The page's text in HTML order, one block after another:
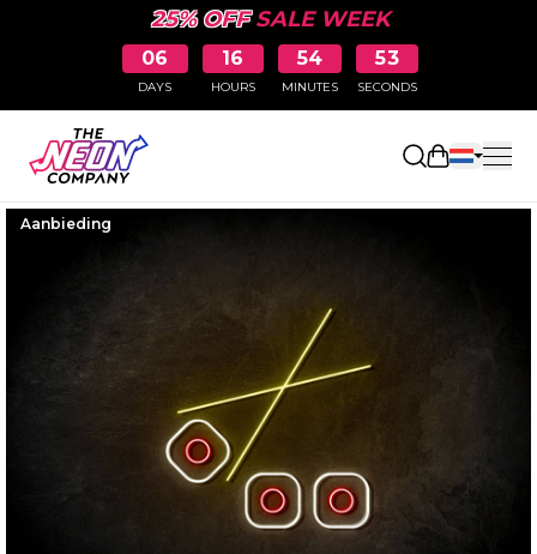
25% OFFSALE WEEK
06
DAYS
16
HOURS
54
MINUTES
53
SECONDS
Aanbieding